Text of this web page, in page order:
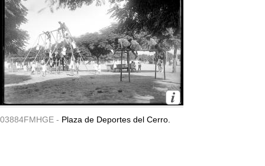
03884FMHGE - Plaza de Deportes del Cerro.